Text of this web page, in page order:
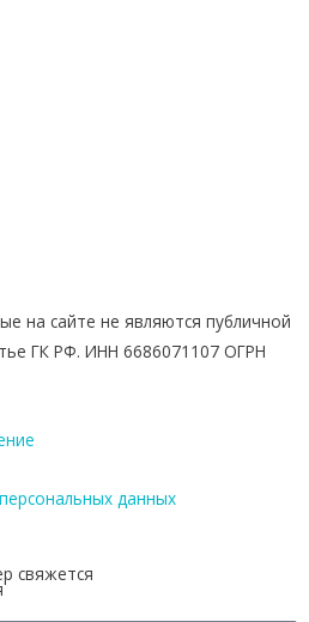
на сайте не являются публичной
ГК РФ. ИНН 6686071107 ОГРН
данных
свяжется